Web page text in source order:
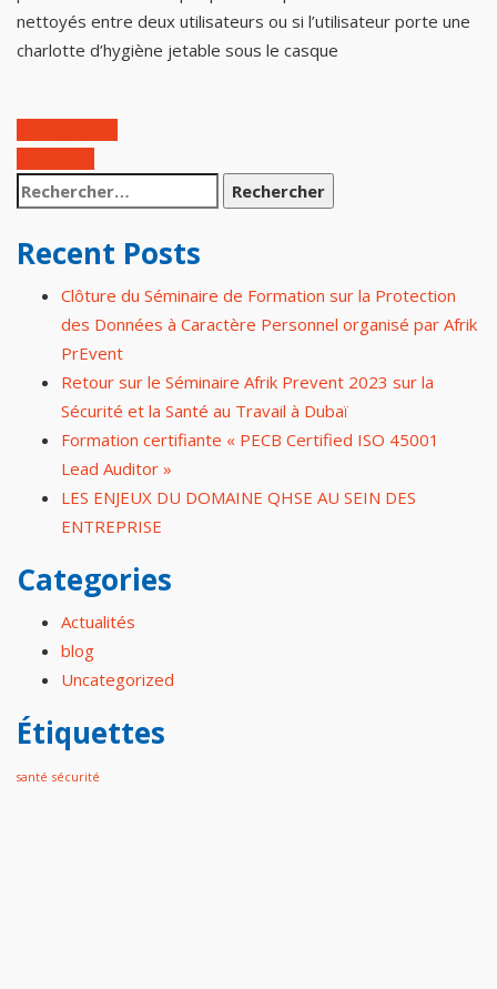
nettoyés entre deux utilisateurs ou si l’utilisateur porte une
charlotte d’hygiène jetable sous le casque
Recent Posts
Clôture du Séminaire de Formation sur la Protection
des Données à Caractère Personnel organisé par Afrik
PrEvent
Retour sur le Séminaire Afrik Prevent 2023 sur la
Sécurité et la Santé au Travail à Dubaï
Formation certifiante « PECB Certified ISO 45001
Lead Auditor »
LES ENJEUX DU DOMAINE QHSE AU SEIN DES
ENTREPRISE
Categories
Actualités
blog
Uncategorized
Étiquettes
santé sécurité